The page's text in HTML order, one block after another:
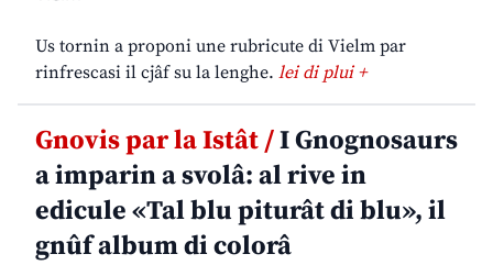
Us tornin a proponi une rubricute di Vielm par
rinfrescasi il cjâf su la lenghe. lei di plui +
Gnovis par la Istât /I Gnognosaurs
a imparin a svolâ: al rive in
edicule «Tal blu piturât di blu», il
gnûf album di colorâ